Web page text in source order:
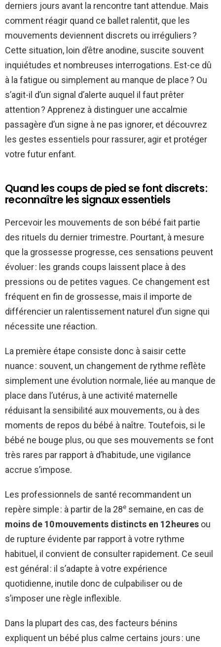
derniers jours avant la rencontre tant attendue. Mais
comment réagir quand ce ballet ralentit, que les
mouvements deviennent discrets ou irréguliers ?
Cette situation, loin d’être anodine, suscite souvent
inquiétudes et nombreuses interrogations. Est-ce dû
à la fatigue ou simplement au manque de place ? Ou
s’agit-il d’un signal d’alerte auquel il faut prêter
attention ? Apprenez à distinguer une accalmie
passagère d’un signe à ne pas ignorer, et découvrez
les gestes essentiels pour rassurer, agir et protéger
votre futur enfant.
Quand les coups de pied se font discrets :
reconnaître les signaux essentiels
Percevoir les mouvements de son bébé fait partie
des rituels du dernier trimestre. Pourtant, à mesure
que la grossesse progresse, ces sensations peuvent
évoluer : les grands coups laissent place à des
pressions ou de petites vagues. Ce changement est
fréquent en fin de grossesse, mais il importe de
différencier un ralentissement naturel d’un signe qui
nécessite une réaction.
La première étape consiste donc à saisir cette
nuance : souvent, un changement de rythme reflète
simplement une évolution normale, liée au manque de
place dans l’utérus, à une activité maternelle
réduisant la sensibilité aux mouvements, ou à des
moments de repos du bébé à naître. Toutefois, si le
bébé ne bouge plus, ou que ses mouvements se font
très rares par rapport à d’habitude, une vigilance
accrue s’impose.
Les professionnels de santé recommandent un
repère simple : à partir de la 28e semaine, en cas de
moins de 10 mouvements distincts en 12 heures ou
de rupture évidente par rapport à votre rythme
habituel, il convient de consulter rapidement. Ce seuil
est général : il s’adapte à votre expérience
quotidienne, inutile donc de culpabiliser ou de
s’imposer une règle inflexible.
Dans la plupart des cas, des facteurs bénins
expliquent un bébé plus calme certains jours : une